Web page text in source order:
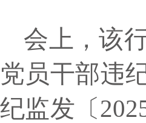
会上，该
党员干部违
纪监发〔